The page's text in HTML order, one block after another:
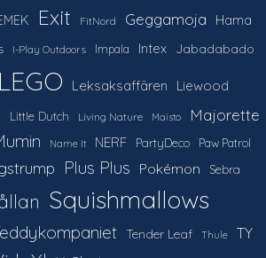
Exit FitNord Geggamoja Hama
I-Play Outdoors Impala Intex Jabadabado
LEGO Leksaksaffären Liewood
Little Dutch Living Nature Maisto
Majorette
Name It NERF PartyDeco Paw Patrol
Plus Plus Pokémon Sebra
Squishmallows
Tender Leaf Thule TY